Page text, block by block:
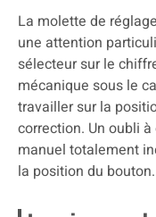
La molette de
une attention
sélecteur sur le
mécanique sous le
travailler sur la
correction. Un oubli
manuel totalement
la position du bouton.